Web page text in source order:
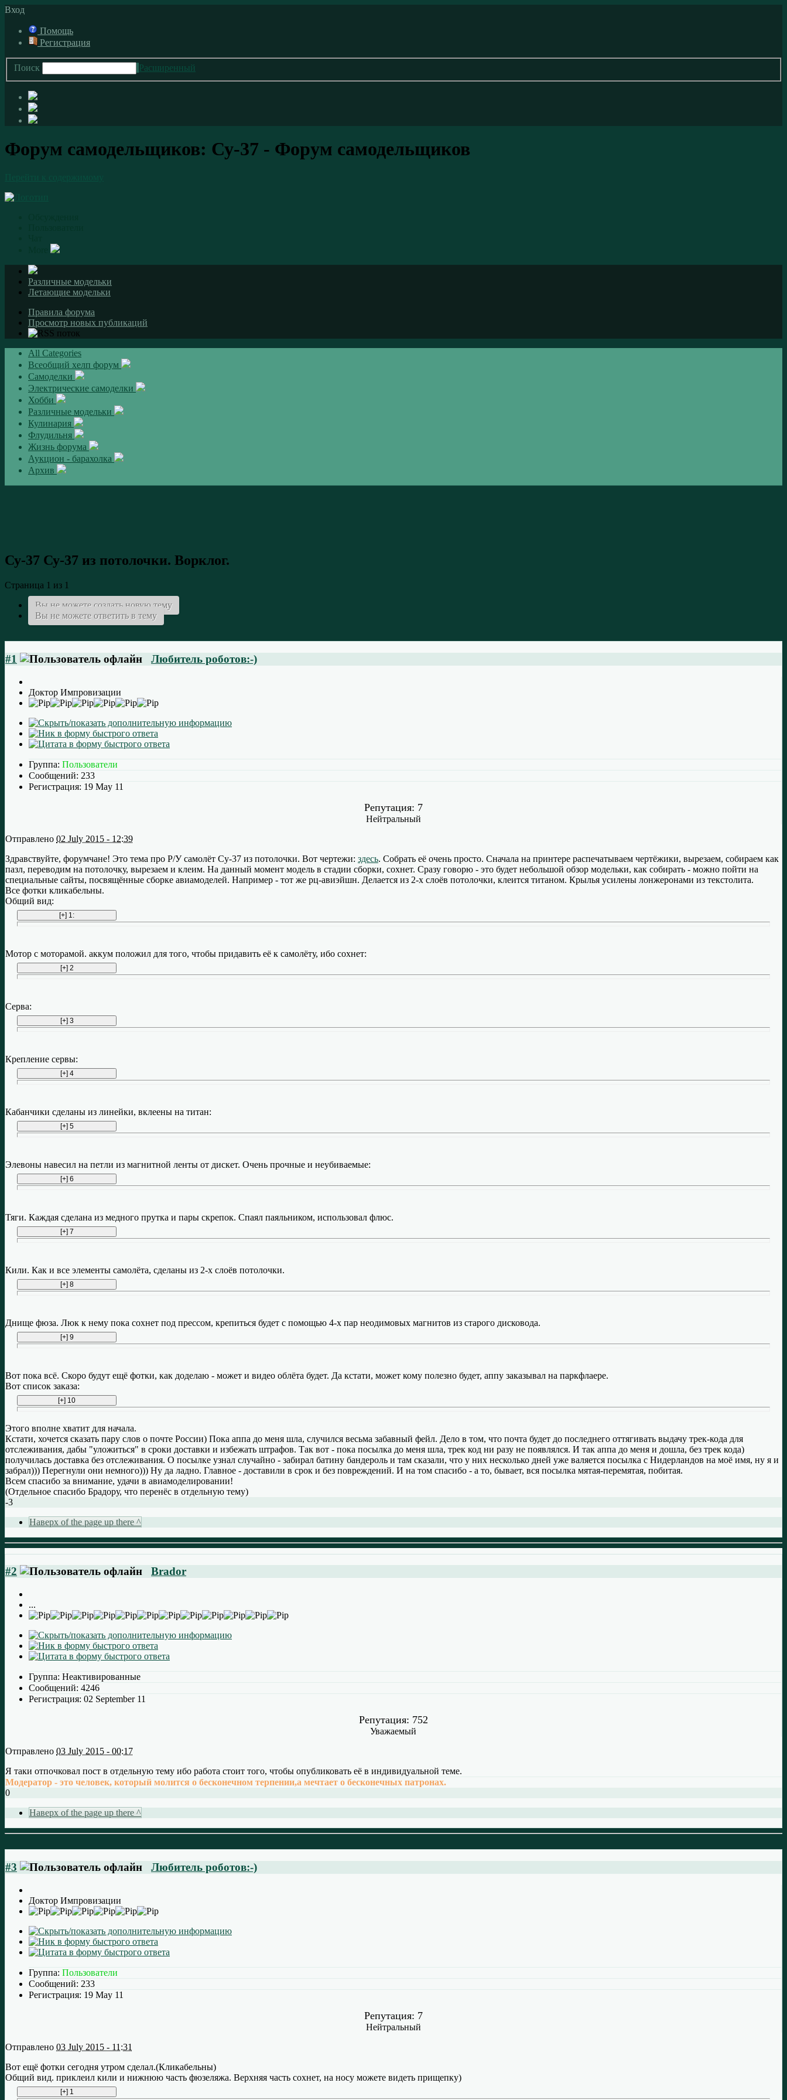
Вход
Помощь
Регистрация
Поиск Расширенный
Форум самодельщиков: Су-37 - Форум самодельщиков
Различные модельки
Летающие модельки
Правила форума
Просмотр новых публикаций
All Categories
Всеобщий хелп форум
Самоделки
Электрические самоделки
Хобби
Различные модельки
Кулинария
Флудильня
Жизнь форума
Аукцион - барахолка
Архив
Су-37 Су-37 из потолочки. Ворклог.
Страница 1 из 1
Вы не можете создать новую тему
Вы не можете ответить в тему
#1 Любитель роботов:-)
Доктор Импровизации
Группа: Пользователи
Сообщений: 233
Регистрация: 19 May 11
Репутация: 7
Нейтральный
Отправлено 02 July 2015 - 12:39
Здравствуйте, форумчане! Это тема про Р/У самолёт Су-37 из потолочки. Вот чертежи: здесь. Собрать её очень просто. Сначала на принтере распечатываем чертёжики, вырезаем, собираем как
пазл, переводим на потолочку, вырезаем и клеим. На данный момент модель в стадии сборки, сохнет. Сразу говорю - это будет небольшой обзор модельки, как собирать - можно пойти на
специальные сайты, посвящённые сборке авиамоделей. Например - тот же рц-авиэйшн. Делается из 2-х слоёв потолочки, клеится титаном. Крылья усилены лонжеронами из текстолита.
Все фотки кликабельны.
Общий вид:
Мотор с моторамой. аккум положил для того, чтобы придавить её к самолёту, ибо сохнет:
Серва:
Крепление сервы:
Кабанчики сделаны из линейки, вклеены на титан:
Элевоны навесил на петли из магнитной ленты от дискет. Очень прочные и неубиваемые:
Тяги. Каждая сделана из медного прутка и пары скрепок. Спаял паяльником, использовал флюс.
Кили. Как и все элементы самолёта, сделаны из 2-х слоёв потолочки.
Днище фюза. Люк к нему пока сохнет под прессом, крепиться будет с помощью 4-х пар неодимовых магнитов из старого дисковода.
Вот пока всё. Скоро будут ещё фотки, как доделаю - может и видео облёта будет. Да кстати, может кому полезно будет, аппу заказывал на паркфлаере.
Вот список заказа:
Этого вполне хватит для начала.
Кстати, хочется сказать пару слов о почте России) Пока аппа до меня шла, случился весьма забавный фейл. Дело в том, что почта будет до последнего оттягивать выдачу трек-кода для
отслеживания, дабы "уложиться" в сроки доставки и избежать штрафов. Так вот - пока посылка до меня шла, трек код ни разу не появлялся. И так аппа до меня и дошла, без трек кода)
получилась доставка без отслеживания. О посылке узнал случайно - забирал батину бандероль и там сказали, что у них несколько дней уже валяется посылка с Нидерландов на моё имя, ну я и
забрал))) Перегнули они немного))) Ну да ладно. Главное - доставили в срок и без повреждений. И на том спасибо - а то, бывает, вся посылка мятая-перемятая, побитая.
Всем спасибо за внимание, удачи в авиамоделировании!
(Отдельное спасибо Брадору, что перенёс в отдельную тему)
-3
Наверх of the page up there ^
#2 Brador
...
Группа: Неактивированные
Сообщений: 4246
Регистрация: 02 September 11
Репутация: 752
Уважаемый
Отправлено 03 July 2015 - 00:17
Я таки отпочковал пост в отдельную тему ибо работа стоит того, чтобы опубликовать её в индивидуальной теме.
Модератор - это человек, который молится о бесконечном терпении,а мечтает о бесконечных патронах.
0
Наверх of the page up there ^
#3 Любитель роботов:-)
Доктор Импровизации
Группа: Пользователи
Сообщений: 233
Регистрация: 19 May 11
Репутация: 7
Нейтральный
Отправлено 03 July 2015 - 11:31
Вот ещё фотки сегодня утром сделал.(Кликабельны)
Общий вид. приклеил кили и нижнюю часть фюзеляжа. Верхняя часть сохнет, на носу можете видеть прищепку)